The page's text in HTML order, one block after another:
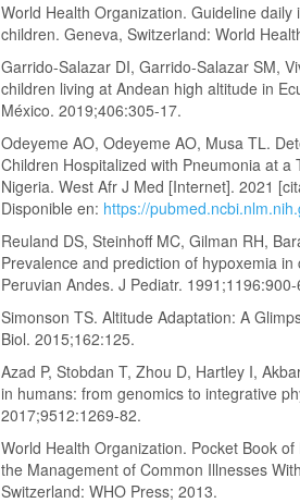
World Health Organization. Guideline
children. Geneva, Switzerland: World
Garrido-Salazar DI, Garrido-Salazar SM,
children living at Andean high altitude in
México. 2019;406:305-17.
Odeyeme AO, Odeyeme AO, Musa TL.
Children Hospitalized with Pneumonia at
Nigeria. West Afr J Med [Internet]. 2021
Disponible en: https://
Reuland DS, Steinhoff MC, Gilman RH,
Prevalence and prediction of hypoxemia
Peruvian Andes. J Pediatr. 1991;1196:900-
Simonson TS. Altitude Adaptation: A
Biol. 2015;162:125.
Azad P, Stobdan T, Zhou D, Hartley I,
in humans: from genomics to integrative
2017;9512:1269-82.
World Health Organization. Pocket Book
the Management of Common Illnesses
Switzerland: WHO Press; 2013.